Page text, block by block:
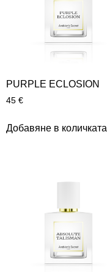
PURPLE ECLOSION
45 €
Добавяне в количката